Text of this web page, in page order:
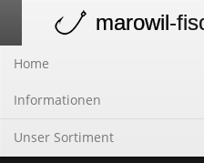
navigation
marowil-
Home
Informationen
Unser Sortiment